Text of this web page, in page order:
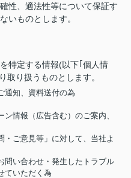
性、適法性等について保証す
いものとします。
特定する情報(以下｢個人情
取り扱うものとします。
通知、資料送付の為
情報（広告含む）のご案内、
ご意見等」に対して、当社よ
い合わせ・発生したトラブル
ていただく為